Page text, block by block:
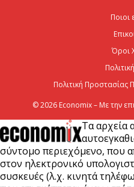
Coca-Cola HBC: Αύξηση
πωλήσεις το πρώτο
5 Αυγούστου 2026
Ποιοι
Όροι
Πολιτική
© 2026 Economix – Με την
Τα αρχεία
σύντομο περιεχόμενο, που
στον ηλεκτρονικό
συσκευές (λ.χ. κινητά